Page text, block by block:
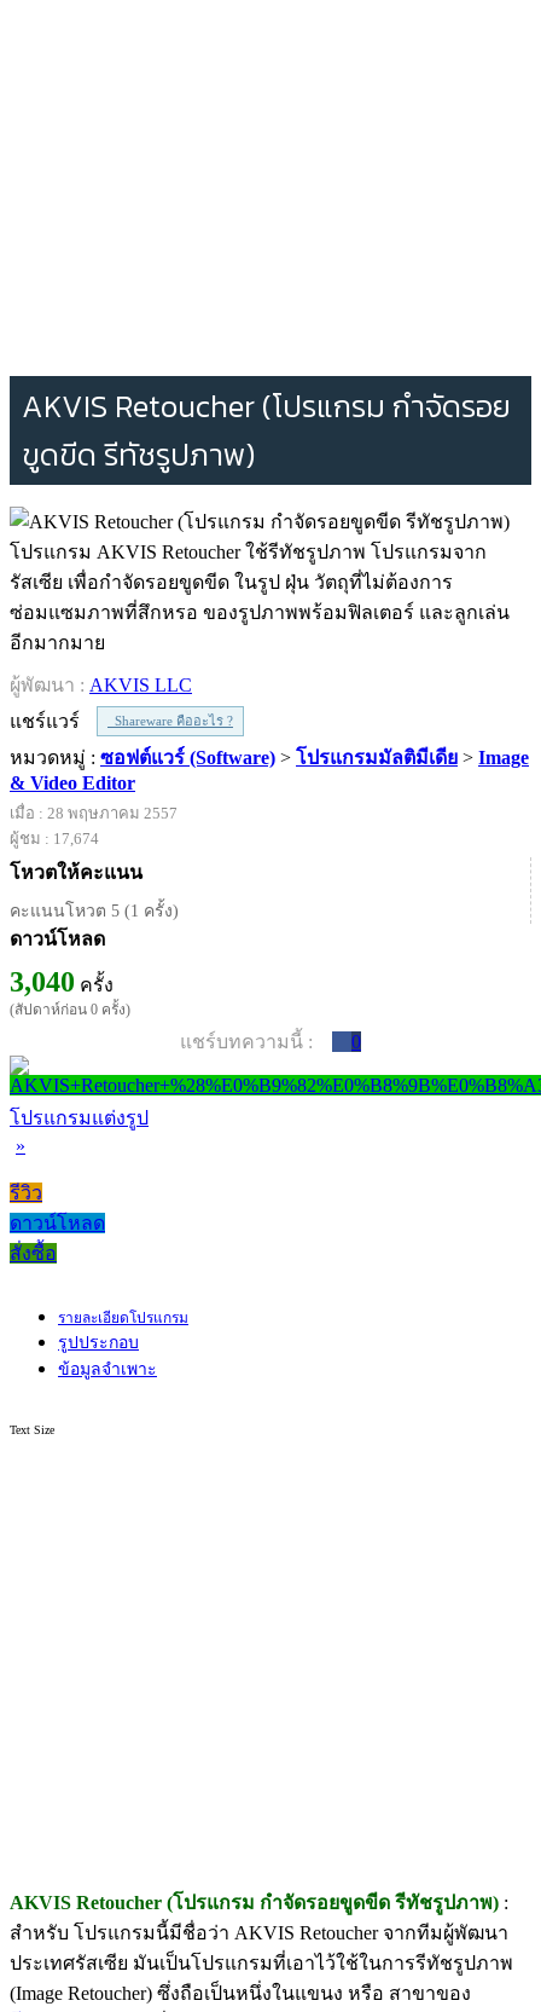
AKVIS Retoucher (โปรแกรม กำจัดรอย
ขูดขีด รีทัชรูปภาพ)
โปรแกรม AKVIS Retoucher ใช้รีทัชรูปภาพ โปรแกรมจาก
รัสเซีย เพื่อกำจัดรอยขูดขีด ในรูป ฝุ่น วัตถุที่ไม่ต้องการ
ซ่อมแซมภาพที่สึกหรอ ของรูปภาพพร้อมฟิลเตอร์ และลูกเล่น
อีกมากมาย
ผู้พัฒนา : AKVIS LLC
แชร์แวร์
Shareware คืออะไร ?
หมวดหมู่ : ซอฟต์แวร์ (Software) > โปรแกรมมัลติมีเดีย > Image
& Video Editor
เมื่อ : 28 พฤษภาคม 2557
ผู้ชม : 17,674
โหวตให้คะแนน
คะแนนโหวต 5 (1 ครั้ง)
ดาวน์โหลด
3,040 ครั้ง
(สัปดาห์ก่อน 0 ครั้ง)
แชร์บทความนี้ : 0
โปรแกรมแต่งรูป
»
รีวิว
ดาวน์โหลด
สั่งซื้อ
รายละเอียดโปรแกรม
รูปประกอบ
ข้อมูลจำเพาะ
Text Size
AKVIS Retoucher (โปรแกรม กำจัดรอยขูดขีด รีทัชรูปภาพ) :
สำหรับ โปรแกรมนี้มีชื่อว่า AKVIS Retoucher จากทีมผู้พัฒนา
ประเทศรัสเซีย มันเป็นโปรแกรมที่เอาไว้ใช้ในการรีทัชรูปภาพ
(Image Retoucher) ซึ่งถือเป็นหนึ่งในแขนง หรือ สาขาของ